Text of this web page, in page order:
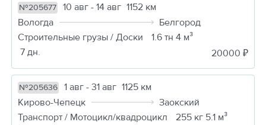
№205677 10 авг - 14 авг 1152 км
Вологда
Белгород
Строительные грузы / Доски
1.6 тн 4 м³
7 дн.
20000 ₽
№205636 1 авг - 31 авг 1125 км
Кирово-Чепецк
Заокский
Транспорт / Мотоцикл/квадроцикл
255 кг 5.1 м³